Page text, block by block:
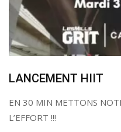
LANCEMENT HIIT
EN 30 MIN METTONS
L’EFFORT !!!